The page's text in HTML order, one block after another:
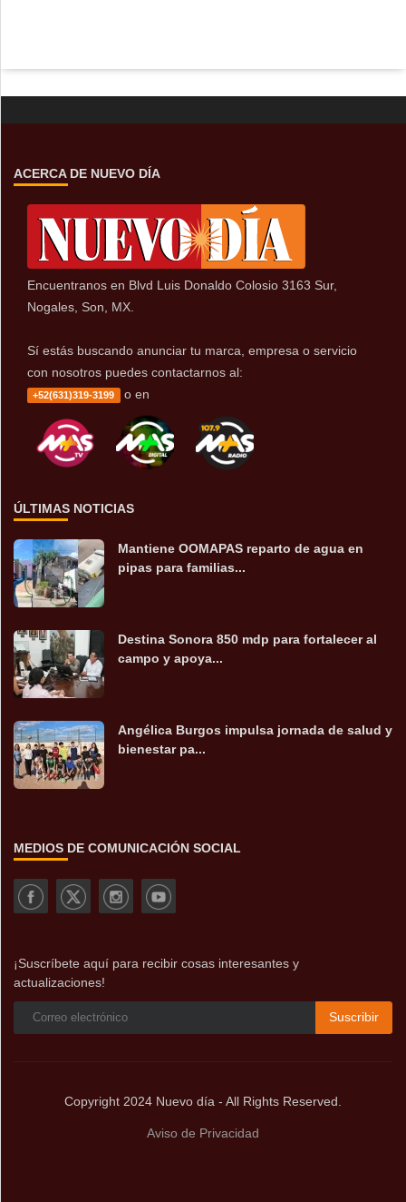
ACERCA DE NUEVO DÍA
Encuentranos en Blvd Luis Donaldo Colosio 3163 Sur,
Nogales, Son, MX.
Sí estás buscando anunciar tu marca, empresa o servicio
con nosotros puedes contactarnos al:
+52(631)319-3199 o en
ÚLTIMAS NOTICIAS
Mantiene OOMAPAS reparto de agua en
pipas para familias...
Destina Sonora 850 mdp para fortalecer al
campo y apoya...
Angélica Burgos impulsa jornada de salud y
bienestar pa...
MEDIOS DE COMUNICACIÓN SOCIAL
¡Suscríbete aquí para recibir cosas interesantes y
actualizaciones!
Suscribir
Copyright 2024 Nuevo día - All Rights Reserved.
Aviso de Privacidad